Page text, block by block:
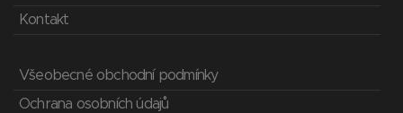
Kontakt
Všeobecné obchodní podmínky
Ochrana osobních údajů